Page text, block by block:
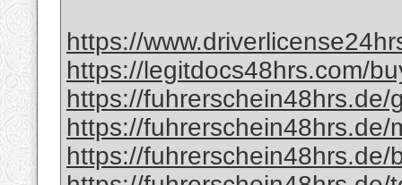
https://
https://legitdocs48hrs.com/
https://fuhrerschein48hrs.de/
https://fuhrerschein48hrs.de/
https://